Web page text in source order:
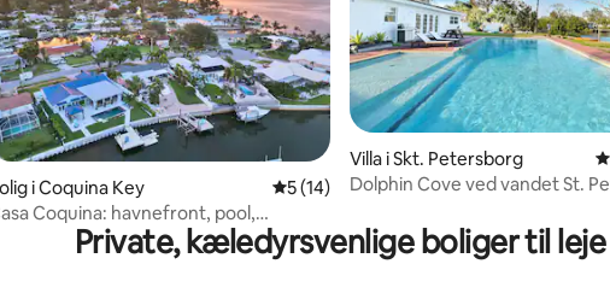
bedømmelse, 6 omtaler
i Coquina Key 5 ud af 5 i gennemsnitlig bedømmelse,
5 (14)
Coquina: havnefront, pool,
boblebad, bådelevator
Villa i Skt. Petersborg
Dolphin Cove ved vandet St.
Private, kæledyrsvenlige boliger til leje